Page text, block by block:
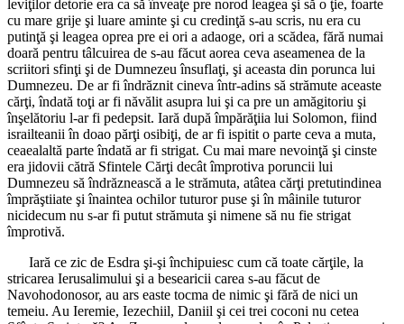
leviţilor detorie era ca să înveaţe pre norod leagea şi să o ţie, foarte
cu mare grije şi luare aminte şi cu credinţă s-au scris, nu era cu
putinţă şi leagea oprea pre ei ori a adaoge, ori a scădea, fără numai
doară pentru tâlcuirea de s-au făcut aorea ceva aseamenea de la
scriitori sfinţi şi de Dumnezeu însuflaţi, şi aceasta din porunca lui
Dumnezeu. De ar fi îndrăznit cineva într-adins să strămute aceaste
cărţi, îndată toţi ar fi năvălit asupra lui şi ca pre un amăgitoriu şi
înşelătoriu l-ar fi pedepsit. Iară după împărăţiia lui Solomon, fiind
israilteanii în doao părţi osibiţi, de ar fi ispitit o parte ceva a muta,
ceaealaltă parte îndată ar fi strigat. Cu mai mare nevoinţă şi cinste
era jidovii cătră Sfintele Cărţi decât împrotiva poruncii lui
Dumnezeu să îndrăznească a le strămuta, atâtea cărţi pretutindinea
împrăştiiate şi înaintea ochilor tuturor puse şi în mâinile tuturor
nicidecum nu s-ar fi putut strămuta şi nimene să nu fie strigat
împrotivă.
Iară ce zic de Esdra şi-şi închipuiesc cum că toate cărţile, la
stricarea Ierusalimului şi a besearicii carea s-au făcut de
Navohodonosor, au ars easte tocma de nimic şi fără de nici un
temeiu. Au Ieremie, Iezechiil, Daniil şi cei trei coconi nu cetea